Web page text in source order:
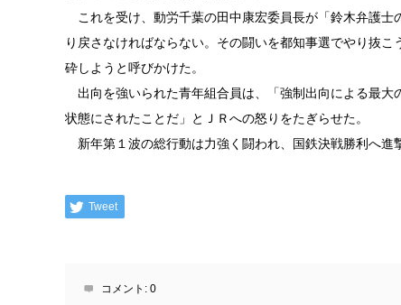
これを受け、動労千葉の田中康宏委員長が「鈴木弁護士
り戻さなければならない。その闘いを都知事選でやり抜
砕しようと呼びかけた。
出向を強いられた青年組合員は、「強制出向による最大
状態にされたことだ」とＪＲへの怒りをたぎらせた。
新年第１波の総行動は力強く闘われ、国鉄決戦勝利へ進
Tweet
コメント: 0